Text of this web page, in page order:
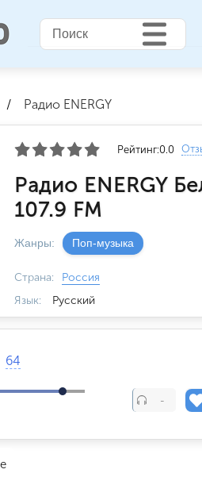
/ Радио ENERGY
Рейтинг:0.0
Радио ENERGY
107.9 FM
Жанры: Поп-музыка
Страна:
Россия
Язык:
Русский
64
-